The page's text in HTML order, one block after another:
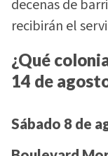
decenas de
recibirán el
¿Qué
14 de
Sábado 8 de